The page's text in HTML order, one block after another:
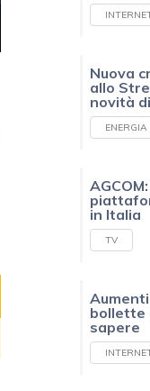
Nuova
allo
novità
ENERGIA
in Italia
TV
bollette
sapere